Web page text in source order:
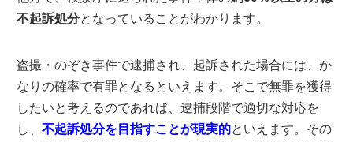
不起訴処分となっていることがわかります。
盗撮・のぞき事件で逮捕され、起訴された場合には、か
なりの確率で有罪となるといえます。そこで無罪を獲得
したいと考えるのであれば、逮捕段階で適切な対応を
し、不起訴処分を目指すことが現実的といえます。その